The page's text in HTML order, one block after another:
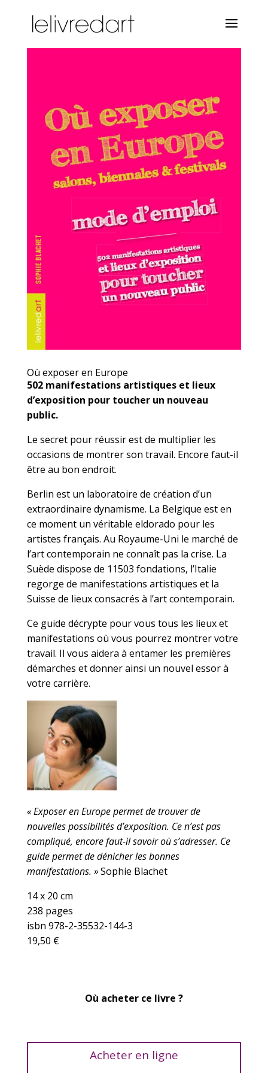
Où exposer en Europe
502 manifestations artistiques et lieux
d’exposition pour toucher un nouveau
public.
Le secret pour réussir est de multiplier les
occasions de montrer son travail. Encore faut-il
être au bon endroit.
Berlin est un laboratoire de création d’un
extraordinaire dynamisme. La Belgique est en
ce moment un véritable eldorado pour les
artistes français. Au Royaume-Uni le marché de
l’art contemporain ne connaît pas la crise. La
Suède dispose de 11503 fondations, l’Italie
regorge de manifestations artistiques et la
Suisse de lieux consacrés à l’art contemporain.
Ce guide décrypte pour vous tous les lieux et
manifestations où vous pourrez montrer votre
travail. Il vous aidera à entamer les premières
démarches et donner ainsi un nouvel essor à
votre carrière.
« Exposer en Europe permet de trouver de
nouvelles possibilités d’exposition. Ce n’est pas
compliqué, encore faut-il savoir où s’adresser. Ce
guide permet de dénicher les bonnes
manifestations. »Sophie Blachet
14 x 20 cm
238 pages
isbn 978-2-35532-144-3
19,50 €
Où acheter ce livre ?
Acheter en ligne